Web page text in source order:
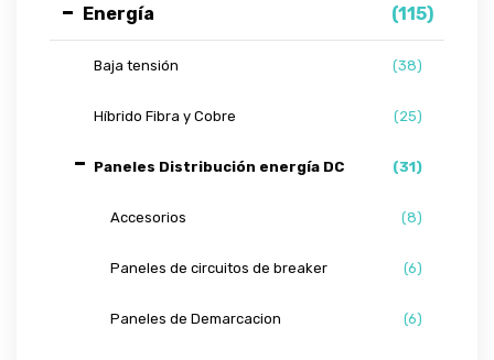
Energía (115)
Baja tensión (38)
Híbrido Fibra y Cobre (25)
Paneles Distribución energía DC (31)
Accesorios (8)
Paneles de circuitos de breaker (6)
Paneles de Demarcacion (6)